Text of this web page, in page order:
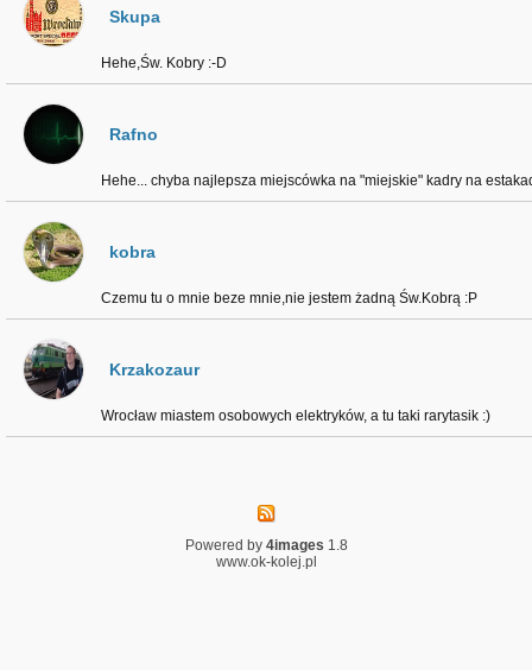
Skupa
Hehe,Św. Kobry :-D
Rafno
Hehe... chyba najlepsza miejscówka na "miejskie" kadry na
kobra
Czemu tu o mnie beze mnie,nie jestem żadną Św.Kobrą :P
Krzakozaur
Wrocław miastem osobowych elektryków, a tu taki rarytasik :)
Powered by 4images 1.8
www.ok-kolej.pl